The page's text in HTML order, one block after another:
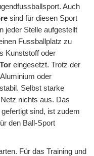
Auch
sind für diesen Sport
jeder Stelle aufgestellt
Fussballplatz zu
Kunststoff oder
eingesetzt. Trotz der
oder
Selbst starke
nichts aus. Das
sind, ist zudem
den Ball-Sport
Für das Training und